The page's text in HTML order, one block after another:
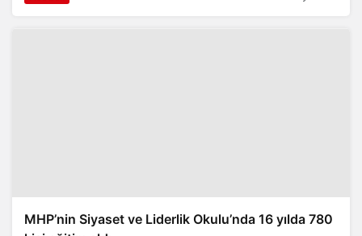
MHP’nin Siyaset ve Liderlik Okulu’nda 16 yılda 780